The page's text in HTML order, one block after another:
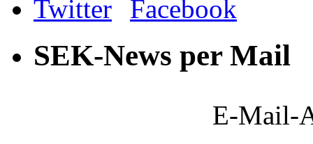
SEK-News per Mail
E-Mail-